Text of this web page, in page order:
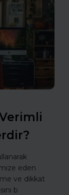
eden
ve dikkat
b